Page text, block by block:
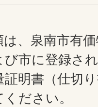
、泉南市有
び市に登録さ
証明書（仕切
ださい。